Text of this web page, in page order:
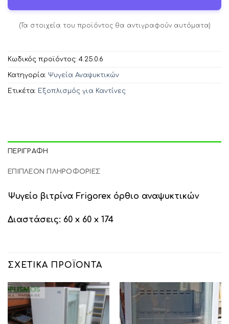
(Τα στοιχεία του προϊόντος θα αντιγραφούν αυτόματα)
Κωδικός προϊόντος: 4.25.0.6
Κατηγορία: Ψυγεία Αναψυκτικών
Ετικέτα: Εξοπλισμός για Καντίνες
ΠΕΡΙΓΡΑΦΉ
ΕΠΙΠΛΈΟΝ ΠΛΗΡΟΦΟΡΊΕΣ
Ψυγείο βιτρίνα Frigorex όρθιο αναψυκτικών
Διαστάσεις: 60 x 60 x 174
ΣΧΕΤΙΚΆ ΠΡΟΪΌΝΤΑ